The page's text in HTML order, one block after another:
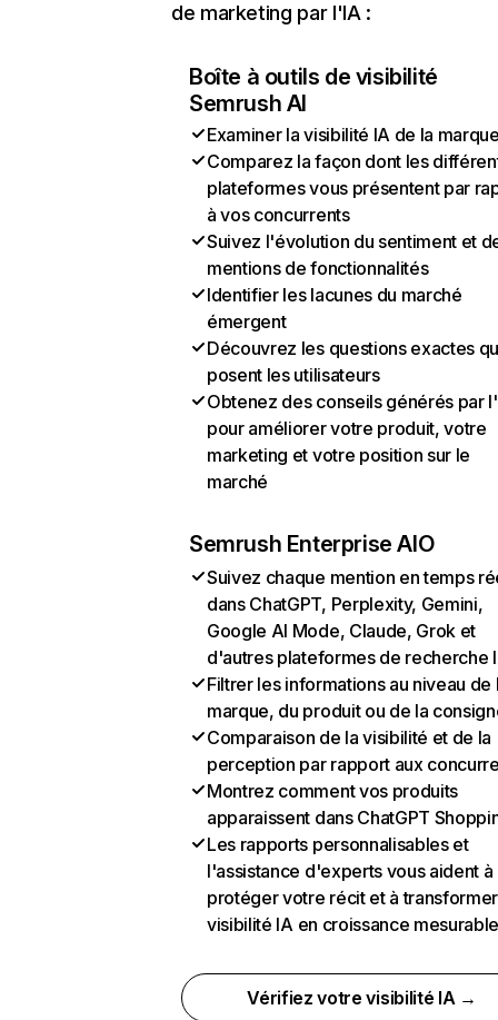
de marketing par l'IA :
Boîte à outils de visibilité
Semrush AI
Examiner la visibilité IA de la
Comparez la façon dont les
plateformes vous présentent par
à vos concurrents
Suivez l'évolution du sentiment et
mentions de fonctionnalités
Identifier les lacunes du marché
émergent
Découvrez les questions exactes
posent les utilisateurs
Obtenez des conseils générés par
pour améliorer votre produit, votre
marketing et votre position sur le
marché
Semrush Enterprise AIO
Suivez chaque mention en temps
dans ChatGPT, Perplexity, Gemini,
Google AI Mode, Claude, Grok et
d'autres plateformes de recherche
Filtrer les informations au niveau de
marque, du produit ou de la
Comparaison de la visibilité et de la
perception par rapport aux
Montrez comment vos produits
apparaissent dans ChatGPT
Les rapports personnalisables et
l'assistance d'experts vous aident à
protéger votre récit et à
visibilité IA en croissance
Vérifiez votre visibilité IA →